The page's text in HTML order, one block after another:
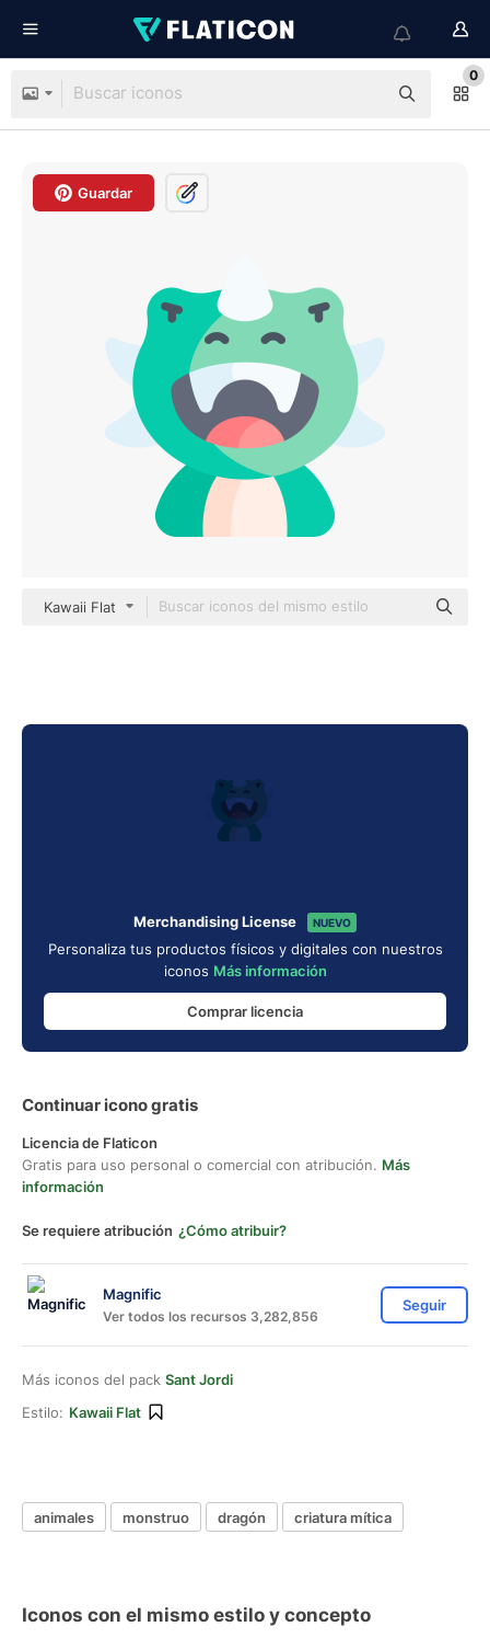
0
Guardar
Kawaii Flat
Merchandising License NUEVO
Personaliza tus productos físicos y digitales con nuestros
iconos Más información
Comprar licencia
Continuar icono gratis
Licencia de Flaticon
Gratis para uso personal o comercial con atribución. Más
información
Se requiere atribución ¿Cómo atribuir?
Magnific
Ver todos los recursos 3,282,856
Seguir
Más iconos del pack Sant Jordi
Estilo: Kawaii Flat
animales monstruo dragón criatura mítica
Iconos con el mismo estilo y concepto